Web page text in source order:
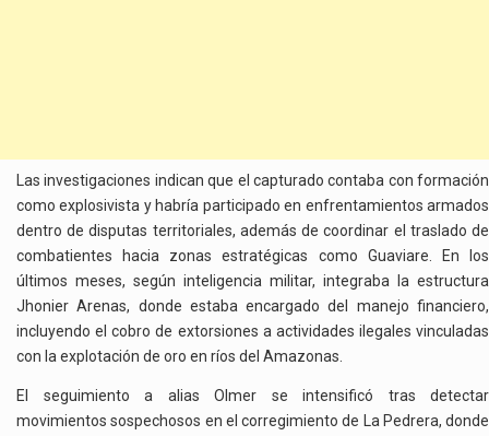
Las investigaciones indican que el capturado contaba con formación
como explosivista y habría participado en enfrentamientos armados
dentro de disputas territoriales, además de coordinar el traslado de
combatientes hacia zonas estratégicas como Guaviare. En los
últimos meses, según inteligencia militar, integraba la estructura
Jhonier Arenas, donde estaba encargado del manejo financiero,
incluyendo el cobro de extorsiones a actividades ilegales vinculadas
con la explotación de oro en ríos del Amazonas.
El seguimiento a alias Olmer se intensificó tras detectar
movimientos sospechosos en el corregimiento de La Pedrera, donde